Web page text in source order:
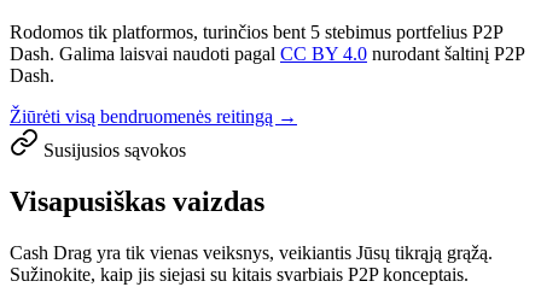
Rodomos tik platformos, turinčios bent 5 stebimus portfelius P2P
Dash. Galima laisvai naudoti pagal CC BY 4.0 nurodant šaltinį P2P
Dash.
Žiūrėti visą bendruomenės reitingą →
Susijusios sąvokos
Visapusiškas vaizdas
Cash Drag yra tik vienas veiksnys, veikiantis Jūsų tikrąją grąžą.
Sužinokite, kaip jis siejasi su kitais svarbiais P2P konceptais.